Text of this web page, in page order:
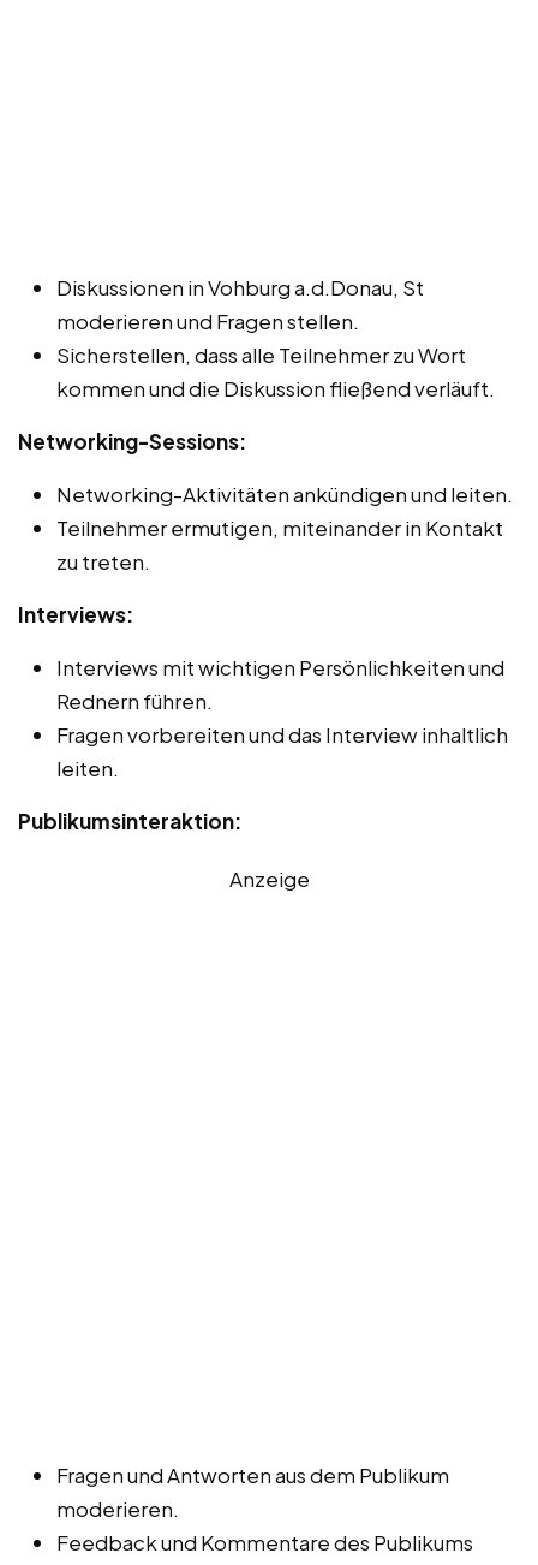
Diskussionen in Vohburg a.d.Donau, St
moderieren und Fragen stellen.
Sicherstellen, dass alle Teilnehmer zu Wort
kommen und die Diskussion fließend verläuft.
Networking-Sessions:
Networking-Aktivitäten ankündigen und leiten.
Teilnehmer ermutigen, miteinander in Kontakt
zu treten.
Interviews:
Interviews mit wichtigen Persönlichkeiten und
Rednern führen.
Fragen vorbereiten und das Interview inhaltlich
leiten.
Publikumsinteraktion:
Anzeige
Fragen und Antworten aus dem Publikum
moderieren.
Feedback und Kommentare des Publikums